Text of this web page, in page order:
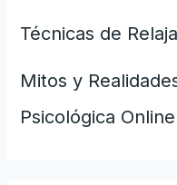
Técnicas de
Mitos y
Psicológica Online